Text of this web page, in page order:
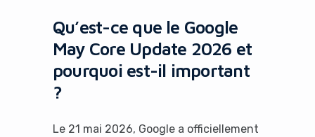
Qu’est-ce que le Google
May Core Update 2026 et
pourquoi est-il important
?
Le 21 mai 2026, Google a officiellement